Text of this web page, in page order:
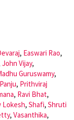
, Easwari Rao,
John Vijay,
Guruswamy,
, Prithviraj
, Ravi Bhat,
Lokesh, Shafi, Shruti
, Vasanthika,